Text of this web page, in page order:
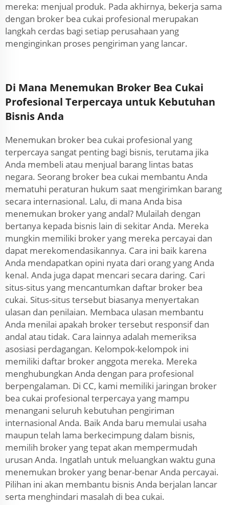
mereka: menjual produk. Pada akhirnya, bekerja sama
dengan broker bea cukai profesional merupakan
langkah cerdas bagi setiap perusahaan yang
menginginkan proses pengiriman yang lancar.
Di Mana Menemukan Broker Bea Cukai
Profesional Terpercaya untuk Kebutuhan
Bisnis Anda
Menemukan broker bea cukai profesional yang
terpercaya sangat penting bagi bisnis, terutama jika
Anda membeli atau menjual barang lintas batas
negara. Seorang broker bea cukai membantu Anda
mematuhi peraturan hukum saat mengirimkan barang
secara internasional. Lalu, di mana Anda bisa
menemukan broker yang andal? Mulailah dengan
bertanya kepada bisnis lain di sekitar Anda. Mereka
mungkin memiliki broker yang mereka percayai dan
dapat merekomendasikannya. Cara ini baik karena
Anda mendapatkan opini nyata dari orang yang Anda
kenal. Anda juga dapat mencari secara daring. Cari
situs-situs yang mencantumkan daftar broker bea
cukai. Situs-situs tersebut biasanya menyertakan
ulasan dan penilaian. Membaca ulasan membantu
Anda menilai apakah broker tersebut responsif dan
andal atau tidak. Cara lainnya adalah memeriksa
asosiasi perdagangan. Kelompok-kelompok ini
memiliki daftar broker anggota mereka. Mereka
menghubungkan Anda dengan para profesional
berpengalaman. Di CC, kami memiliki jaringan broker
bea cukai profesional terpercaya yang mampu
menangani seluruh kebutuhan pengiriman
internasional Anda. Baik Anda baru memulai usaha
maupun telah lama berkecimpung dalam bisnis,
memilih broker yang tepat akan mempermudah
urusan Anda. Ingatlah untuk meluangkan waktu guna
menemukan broker yang benar-benar Anda percayai.
Pilihan ini akan membantu bisnis Anda berjalan lancar
serta menghindari masalah di bea cukai.